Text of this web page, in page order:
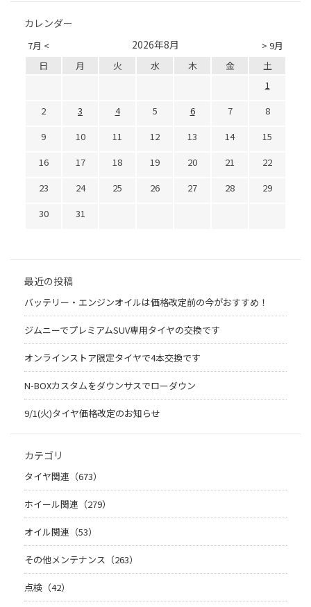
カレンダー
7月 < > 9月
2026年8月
日 月 火 水 木 金
土
1
2
3 4 5 6 7
8
9
10 11 12 13 14
15
16
17 18 19 20 21
22
23
24 25 26 27 28
29
30
31
最近の投稿
バッテリー・エンジンオイルは価格改定前の今がおすすめ！
ジムニーでプレミアムSUV専用タイヤの交換です
オンラインストア限定タイヤで4本交換です
N-BOXカスタムをダウンサスでローダウン
9/1(火)タイヤ価格改定のお知らせ
カテゴリ
タイヤ関連（673）
ホイール関連（279）
オイル関連（53）
その他メンテナンス（263）
点検（42）